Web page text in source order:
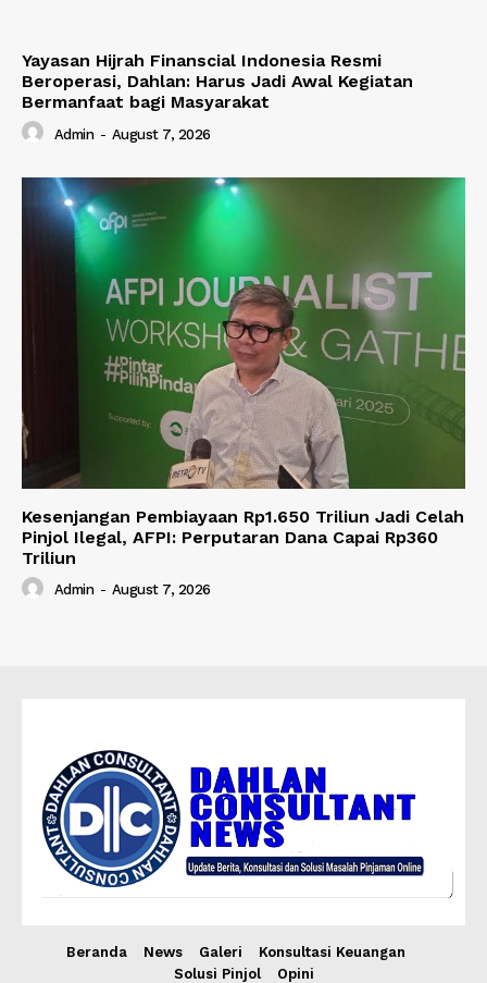
Yayasan Hijrah Finanscial Indonesia Resmi
Beroperasi, Dahlan: Harus Jadi Awal Kegiatan
Bermanfaat bagi Masyarakat
Admin - August 7, 2026
Kesenjangan Pembiayaan Rp1.650 Triliun Jadi Celah
Pinjol Ilegal, AFPI: Perputaran Dana Capai Rp360
Triliun
Admin - August 7, 2026
Beranda News Galeri
Konsultasi Keuangan
Solusi Pinjol
Opini